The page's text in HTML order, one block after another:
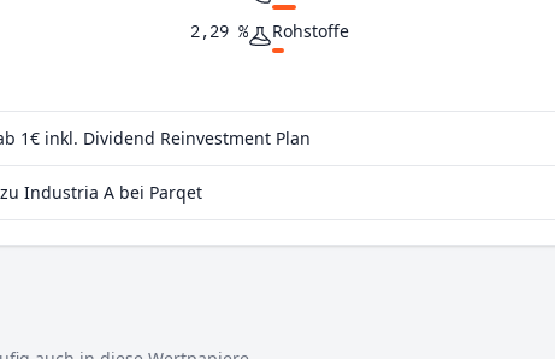
2,29 %
1,47 %
1,05 %
0,94 %
0,66 %
Rohstoffe
1€ inkl. Dividend Reinvestment Plan
Industria A bei Parqet